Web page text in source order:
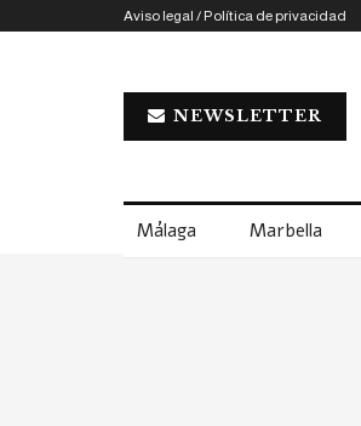
Aviso legal / Política de privacidad
NEWSLETTER
Málaga Marbella